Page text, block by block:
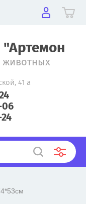
"Артемон
животных
41 а
06